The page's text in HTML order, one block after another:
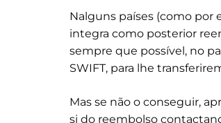
Nalguns países (como por
integra como posterior
sempre que possível, no
SWIFT, para lhe
Mas se não o conseguir,
si do reembolso